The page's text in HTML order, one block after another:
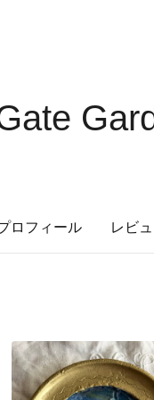
ロフィール レビ